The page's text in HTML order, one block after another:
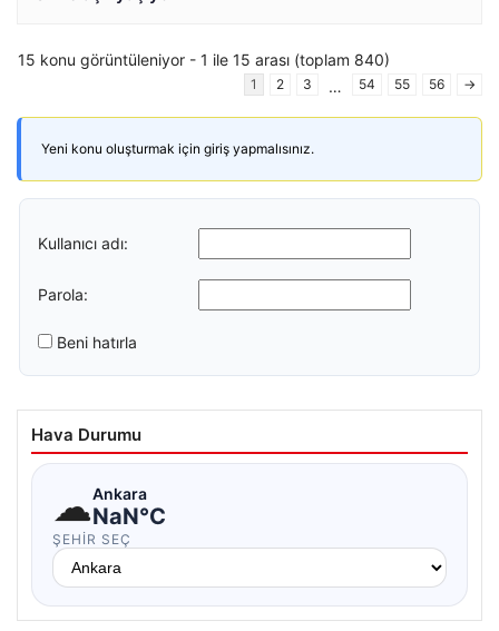
15 konu görüntüleniyor - 1 ile 15 arası (toplam 840)
1 2 3 … 54 55 56 →
Yeni konu oluşturmak için giriş yapmalısınız.
Kullanıcı adı:
Parola:
Beni hatırla
Hava Durumu
☁Ankara
NaN°C
ŞEHIR SEÇ